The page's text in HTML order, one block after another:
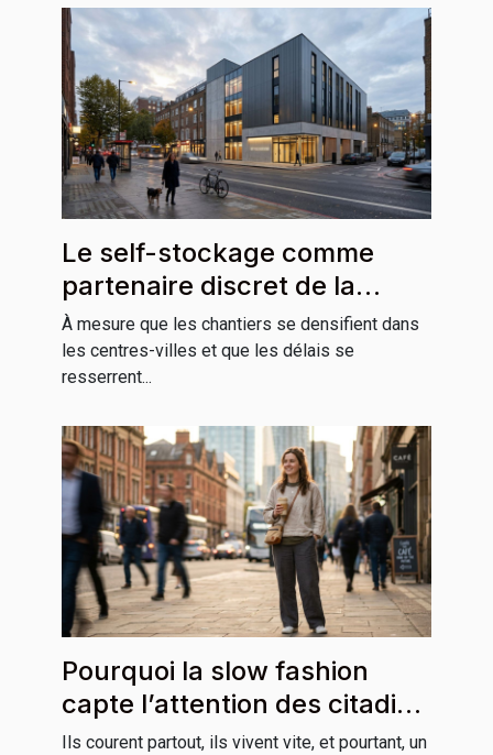
Le self-stockage comme
partenaire discret de la
réussite architecturale
À mesure que les chantiers se densifient dans
les centres-villes et que les délais se
resserrent...
Pourquoi la slow fashion
capte l’attention des citadins
pressés
Ils courent partout, ils vivent vite, et pourtant, un